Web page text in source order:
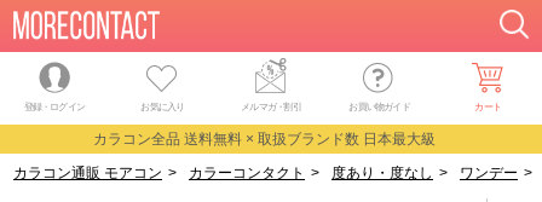
登録・ログイン お気に入り メルマガ・割引 お買い物ガイド カート
カラコン全品 送料無料 × 取扱ブランド数 日本最大級
カラコン通販 モアコン > カラーコンタクト > 度あり・度なし > ワンデー >